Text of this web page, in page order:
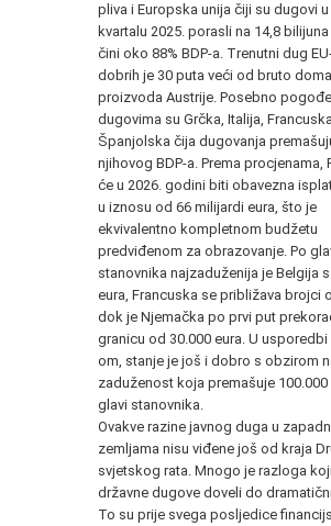
pliva i Europska unija čiji su dugovi
kvartalu 2025. porasli na 14,8
čini oko 88% BDP-a. Trenutni dug
dobrih je 30 puta veći od bruto
proizvoda Austrije. Posebno
dugovima su Grčka, Italija,
Španjolska čija dugovanja
njihovog BDP-a. Prema procjenama,
će u 2026. godini biti obavezna
u iznosu od 66 milijardi eura, što je
ekvivalentno kompletnom budžetu
predviđenom za obrazovanje. Po
stanovnika najzaduženija je Belgija
eura, Francuska se približava brojci
dok je Njemačka po prvi put
granicu od 30.000 eura. U usporedbi
om, stanje je još i dobro s obzirom
zaduženost koja premašuje
glavi stanovnika.
Ovakve razine javnog duga u
zemljama nisu viđene još od kraja
svjetskog rata. Mnogo je razloga
državne dugove doveli do
To su prije svega posljedice